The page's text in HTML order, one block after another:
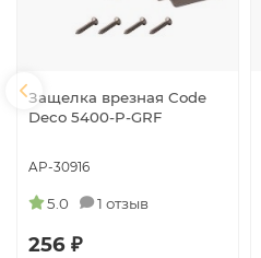
Защелка врезная Code
Deco 5400-P-GRF
AP-30916
5.0 1 отзыв
256 ₽